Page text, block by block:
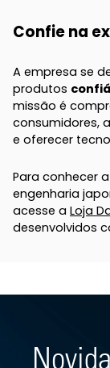
Confie na
A empresa se
produtos
missão é
consumidores,
e oferecer
Para conhecer
engenharia
acesse a Loja
desenvolvidos